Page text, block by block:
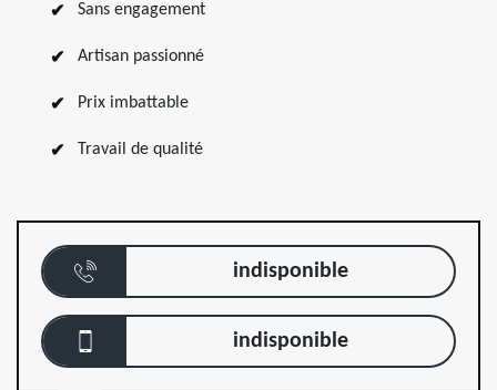
Sans engagement
Artisan passionné
Prix imbattable
Travail de qualité
indisponible
indisponible